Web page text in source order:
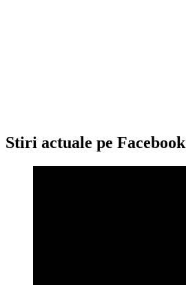
Stiri actuale pe Facebook